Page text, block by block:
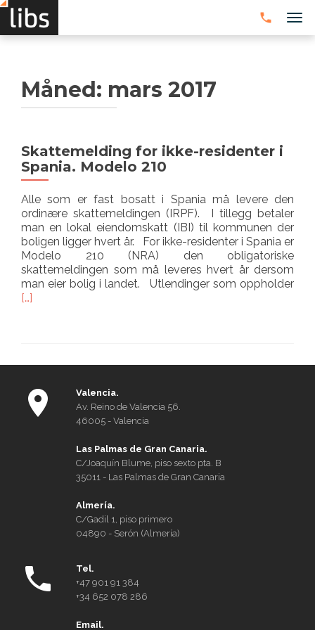
Måned: mars 2017
Skattemelding for ikke-residenter i
Spania. Modelo 210
Alle som er fast bosatt i Spania må levere den
ordinære skattemeldingen (IRPF). I tillegg betaler
man en lokal eiendomskatt (IBI) til kommunen der
boligen ligger hvert år. For ikke-residenter i Spania er
Modelo 210 (NRA) den obligatoriske
skattemeldingen som må leveres hvert år dersom
man eier bolig i landet. Utlendinger som oppholderLes
i
[…]
Valencia.
Av. Reino de Valencia 56.
46005 - Valencia
Las Palmas de Gran Canaria.
C/Joaquín Blume, piso sexto pta. B
35011 - Las Palmas de Gran Canaria
Almería.
C/Gadil 1, piso primero
04890 - Serón (Almería)
Tel.
+47 901 91 384
+34 652 078 286
Email.